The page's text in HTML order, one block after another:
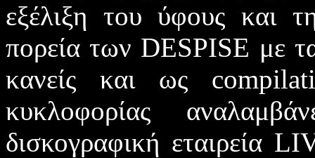
εξέλιξη του ύφους και
πορεία των DESPISE με
κανείς και ως
κυκλοφορίας
δισκογραφική εταιρεία